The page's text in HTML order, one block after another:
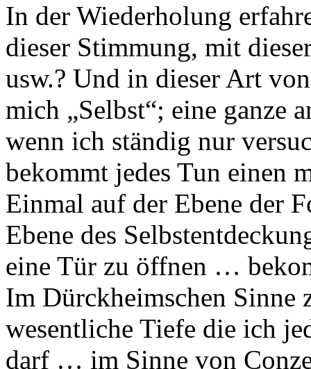
In der Wiederholung
dieser Stimmung, mit
usw.? Und in dieser Art
mich „Selbst“; eine ganze
wenn ich ständig nur
bekommt jedes Tun einen
Einmal auf der Ebene der
Ebene des
eine Tür zu öffnen …
Im Dürckheimschen Sinne
wesentliche Tiefe die ich
darf … im Sinne von